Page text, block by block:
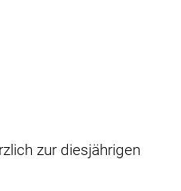
zur diesjährigen